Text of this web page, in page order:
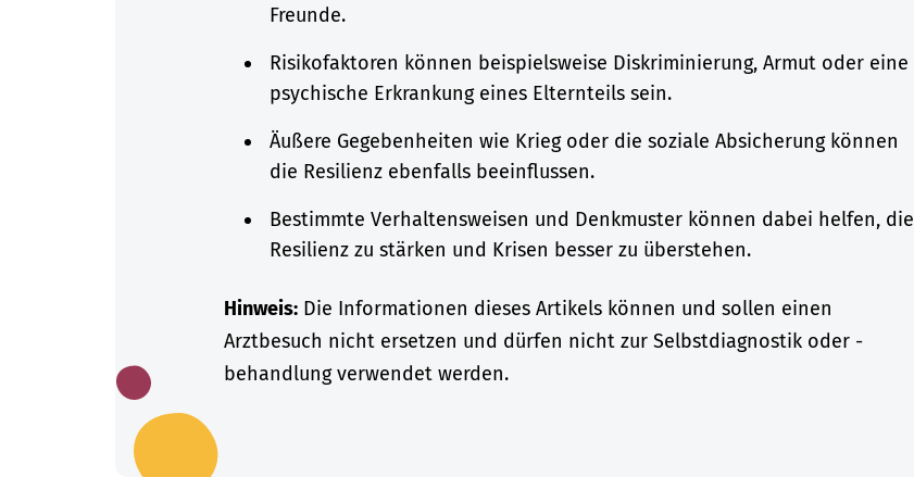
Freunde.
Risikofaktoren können beispielsweise Diskriminierung, Armut oder eine
psychische Erkrankung eines Elternteils sein.
Äußere Gegebenheiten wie Krieg oder die soziale Absicherung können
die Resilienz ebenfalls beeinflussen.
Bestimmte Verhaltensweisen und Denkmuster können dabei helfen, die
Resilienz zu stärken und Krisen besser zu überstehen.
Hinweis: Die Informationen dieses Artikels können und sollen einen
Arztbesuch nicht ersetzen und dürfen nicht zur Selbstdiagnostik oder -
behandlung verwendet werden.